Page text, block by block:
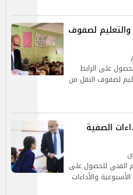
والتعليم لصفوف
على الرابط
لصفوف النقل من
الصفية
الفني للحصول على
والأداءات